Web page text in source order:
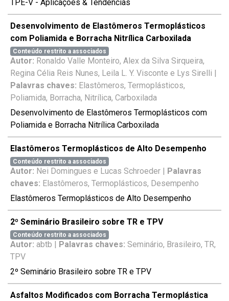
TPE-V - Aplicações & Tendências
Desenvolvimento de Elastômeros Termoplásticos
com Poliamida e Borracha Nitrílica Carboxilada
Conteúdo restrito a associados
Autor: Ronaldo Valle Monteiro, Alex da Silva Sirqueira,
Regina Célia Reis Nunes, Leila L. Y. Visconte e Lys Sirelli |
Palavras chaves: Elastômeros, Termoplásticos,
Poliamida, Borracha, Nitrílica, Carboxilada
Desenvolvimento de Elastômeros Termoplásticos com
Poliamida e Borracha Nitrílica Carboxilada
Elastômeros Termoplásticos de Alto Desempenho
Conteúdo restrito a associados
Autor: Nei Domingues e Lucas Schroeder |
Palavras
chaves: Elastômeros, Termoplásticos, Desempenho
Elastômeros Termoplásticos de Alto Desempenho
2º Seminário Brasileiro sobre TR e TPV
Conteúdo restrito a associados
Autor: abtb | Palavras chaves: Seminário, Brasileiro, TR,
TPV
2º Seminário Brasileiro sobre TR e TPV
Asfaltos Modificados com Borracha Termoplástica